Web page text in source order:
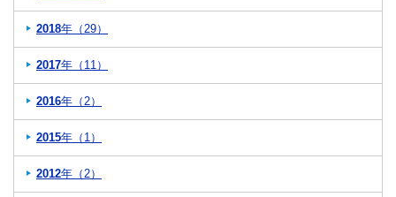
2018年（29）
2017年（11）
2016年（2）
2015年（1）
2012年（2）